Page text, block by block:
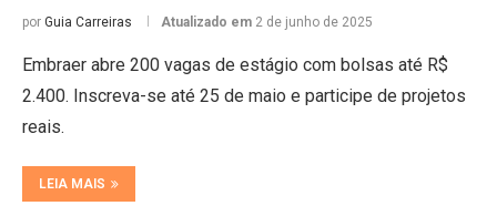
por Guia Carreiras Atualizado em 2 de junho de 2025
Embraer abre 200 vagas de estágio com bolsas até R$
2.400. Inscreva-se até 25 de maio e participe de projetos
reais.
LEIA MAIS